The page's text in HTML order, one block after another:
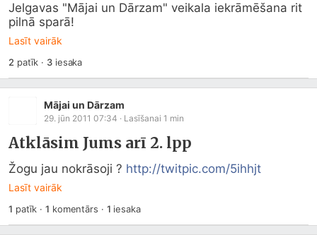
Jelgavas "Mājai un Dārzam" veikala iekrāmēšana rit
pilnā sparā!
Lasīt vairāk
2 patīk · 3iesaka
Mājai un Dārzam
29. jūn 2011 07:34 · Lasīšanai 1 min
Atklāsim Jums arī 2. lpp
Žogu jau nokrāsoji ? http://twitpic.com/5ihhjt
Lasīt vairāk
1 patīk ·1 komentārs · 1 iesaka